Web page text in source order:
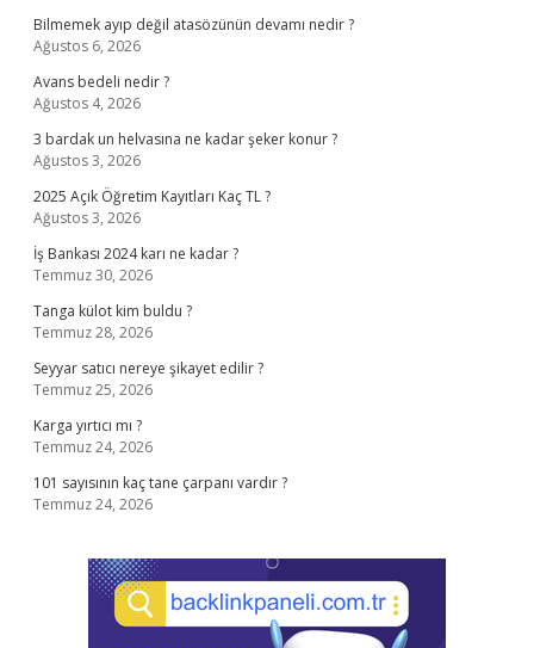
Bilmemek ayıp değil atasözünün devamı nedir ?
Ağustos 6, 2026
Avans bedeli nedir ?
Ağustos 4, 2026
3 bardak un helvasına ne kadar şeker konur ?
Ağustos 3, 2026
2025 Açık Öğretim Kayıtları Kaç TL ?
Ağustos 3, 2026
İş Bankası 2024 karı ne kadar ?
Temmuz 30, 2026
Tanga külot kim buldu ?
Temmuz 28, 2026
Seyyar satıcı nereye şikayet edilir ?
Temmuz 25, 2026
Karga yırtıcı mı ?
Temmuz 24, 2026
101 sayısının kaç tane çarpanı vardır ?
Temmuz 24, 2026